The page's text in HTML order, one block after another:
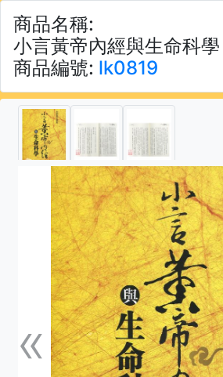
商品名稱:
小言黃帝內經與生命科學
商品編號: lk0819
«上一張